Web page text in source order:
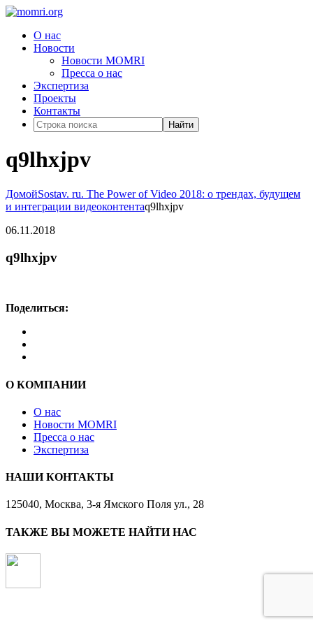
О нас
Новости
Новости MOMRI
Пресса о нас
Экспертиза
Проекты
Контакты
Найти
q9lhxjpv
ДомойSostav. ru. The Power of Video 2018: о трендах, будущем
и интеграции видеоконтентаq9lhxjpv
06.11.2018
q9lhxjpv
Поделиться:
О КОМПАНИИ
О нас
Новости MOMRI
Пресса о нас
Экспертиза
НАШИ КОНТАКТЫ
125040, Москва, 3-я Ямского Поля ул., 28
ТАКЖЕ ВЫ МОЖЕТЕ НАЙТИ НАС